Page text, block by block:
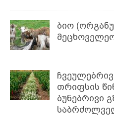
ბიო
თრიფსის
ბუნებრივი